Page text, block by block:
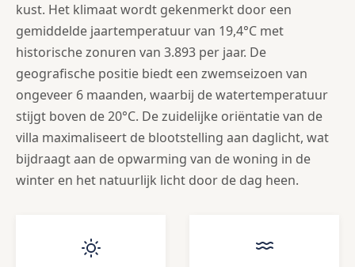
kust. Het klimaat wordt gekenmerkt door een
gemiddelde jaartemperatuur van 19,4°C met
historische zonuren van 3.893 per jaar. De
geografische positie biedt een zwemseizoen van
ongeveer 6 maanden, waarbij de watertemperatuur
stijgt boven de 20°C. De zuidelijke oriëntatie van de
villa maximaliseert de blootstelling aan daglicht, wat
bijdraagt aan de opwarming van de woning in de
winter en het natuurlijk licht door de dag heen.